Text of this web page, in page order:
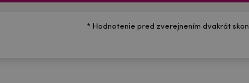
* Hodnotenie pred zverejnením dvakrát